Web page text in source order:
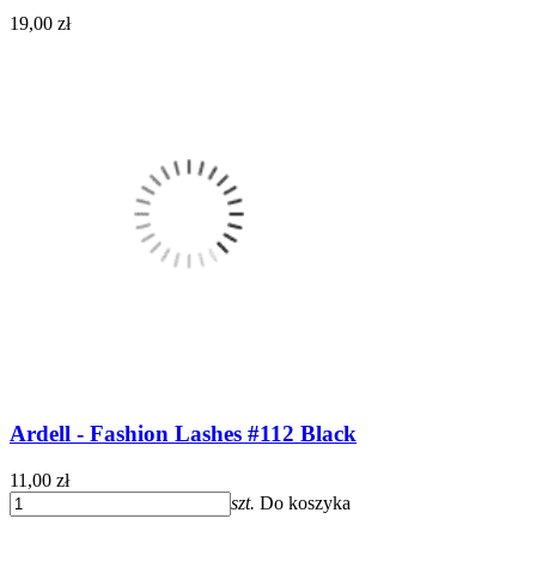
19,00 zł
Ardell - Fashion Lashes #112 Black
11,00 zł
szt. Do koszyka